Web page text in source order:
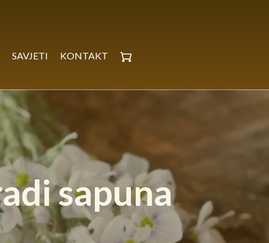
SAVJETI KONTAKT
sapuna